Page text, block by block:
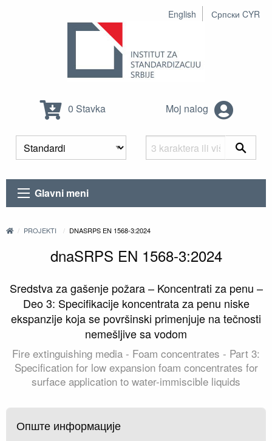
English Српски CYR
0 Stavka Moj nalog
Glavni meni
PROJEKTI DNASRPS EN 1568-3:2024
dnaSRPS EN 1568-3:2024
Sredstva za gašenje požara – Koncentrati za penu –
Deo 3: Specifikacije koncentrata za penu niske
ekspanzije koja se površinski primenjuje na tečnosti
nemešljive sa vodom
Fire extinguishing media - Foam concentrates - Part 3:
Specification for low expansion foam concentrates for
surface application to water-immiscible liquids
Опште информације